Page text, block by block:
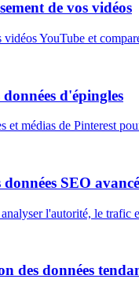
de vos vidéos
YouTube et
d'épingles
et médias de Pinterest
SEO
l'autorité, le
des données